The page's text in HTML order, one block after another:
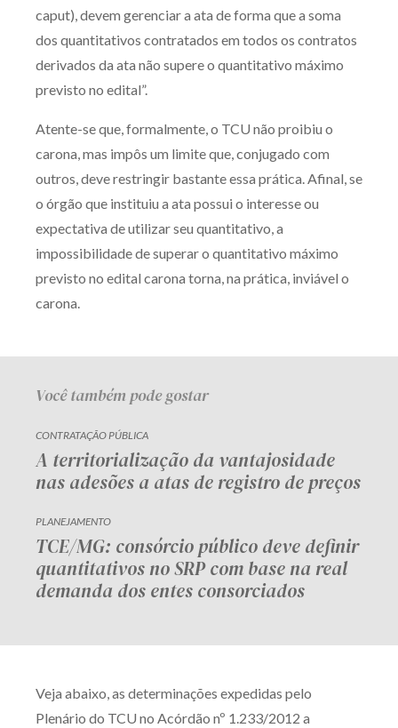
caput), devem gerenciar a ata de forma que a soma
dos quantitativos contratados em todos os contratos
derivados da ata não supere o quantitativo máximo
previsto no edital”.
Atente-se que, formalmente, o TCU não proibiu o
carona, mas impôs um limite que, conjugado com
outros, deve restringir bastante essa prática. Afinal, se
o órgão que instituiu a ata possui o interesse ou
expectativa de utilizar seu quantitativo, a
impossibilidade de superar o quantitativo máximo
previsto no edital carona torna, na prática, inviável o
carona.
Você também pode gostar
CONTRATAÇÃO PÚBLICA
A territorialização da vantajosidade
nas adesões a atas de registro de preços
PLANEJAMENTO
TCE/MG: consórcio público deve definir
quantitativos no SRP com base na real
demanda dos entes consorciados
Veja abaixo, as determinações expedidas pelo
Plenário do TCU no Acórdão nº 1.233/2012 a